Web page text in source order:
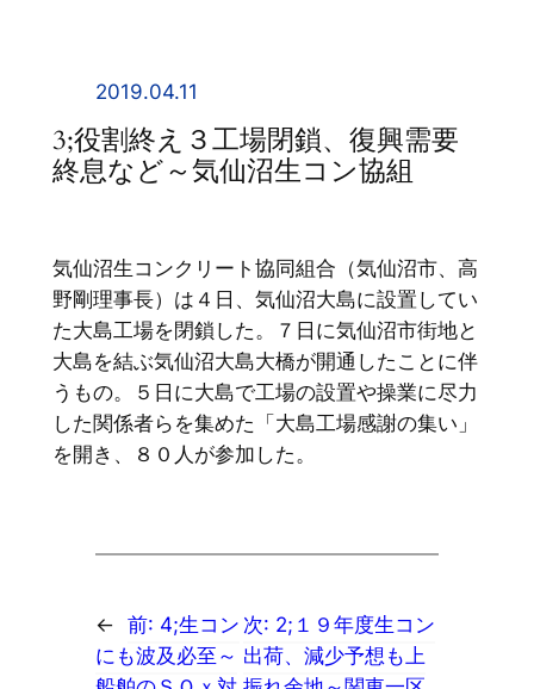
2019.04.11
3;役割終え３工場閉鎖、復興需要
終息など～気仙沼生コン協組
気仙沼生コンクリート協同組合（気仙沼市、高
野剛理事長）は４日、気仙沼大島に設置してい
た大島工場を閉鎖した。７日に気仙沼市街地と
大島を結ぶ気仙沼大島大橋が開通したことに伴
うもの。５日に大島で工場の設置や操業に尽力
した関係者らを集めた「大島工場感謝の集い」
を開き、８０人が参加した。
← 前: 4;生コン
にも波及必至～
次: 2;１９年度生コン
出荷、減少予想も上